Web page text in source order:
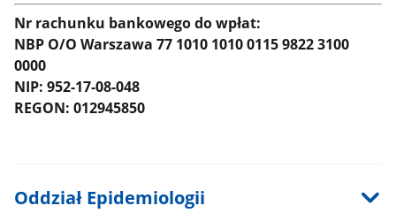
Nr rachunku bankowego do wpłat:
NBP O/O Warszawa 77 1010 1010 0115 9822 3100
0000
NIP: 952-17-08-048
REGON: 012945850
Oddział Epidemiologii